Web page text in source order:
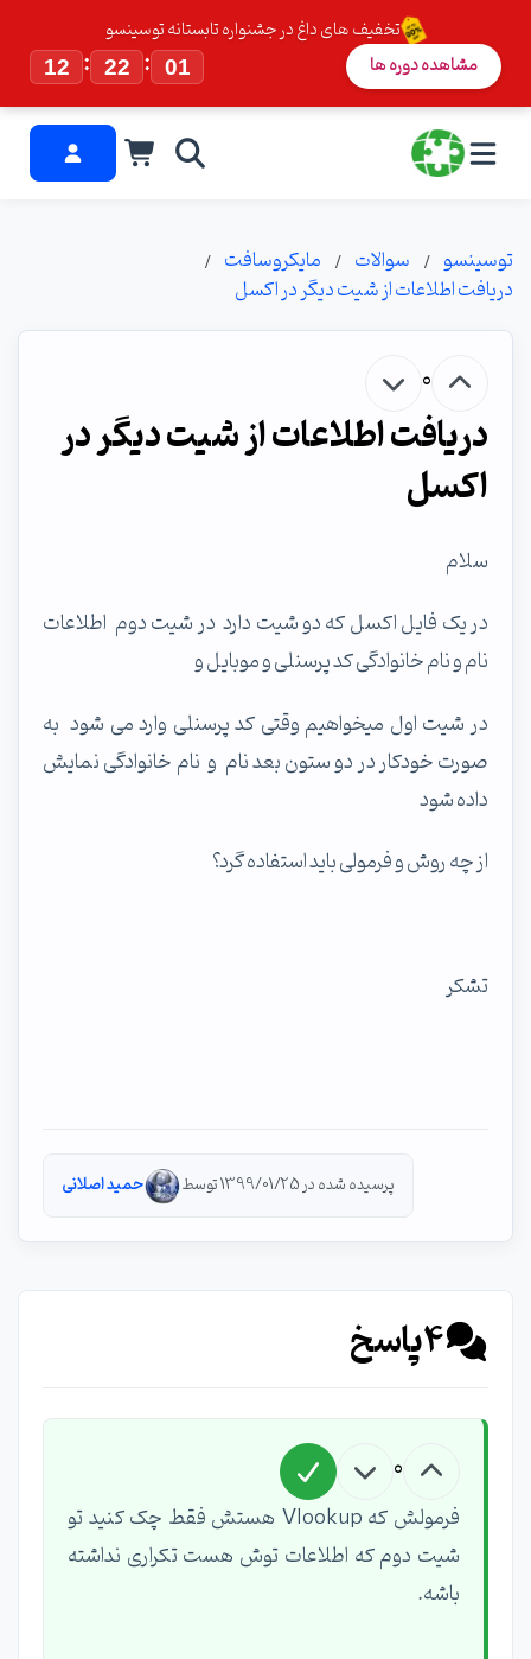
تخفیف های داغ در جشنواره تابستانه توسینسو
12
: 22 : 00 مشاهده دوره ها
توسینسو سوالات
مایکروسافت
دریافت اطلاعات از شیت دیگر در اکسل
0
دریافت اطلاعات از شیت دیگر در
اکسل
سلام
در یک فایل اکسل که دو شیت دارد در شیت دوم اطلاعات
نام و نام خانوادگی کد پرسنلی و موبایل و
در شیت اول میخواهیم وقتی کد پرسنلی وارد می شود به
صورت خودکار در دو ستون بعد نام و نام خانوادگی نمایش
داده شود
از چه روش و فرمولی باید استفاده گرد؟
تشکر
پرسیده شده در 1399/01/25 توسط حمید اصلانی
4پاسخ
0
فرمولش که Vlookup هستش فقط چک کنید تو
شیت دوم که اطلاعات توش هست تکراری نداشته
باشه.